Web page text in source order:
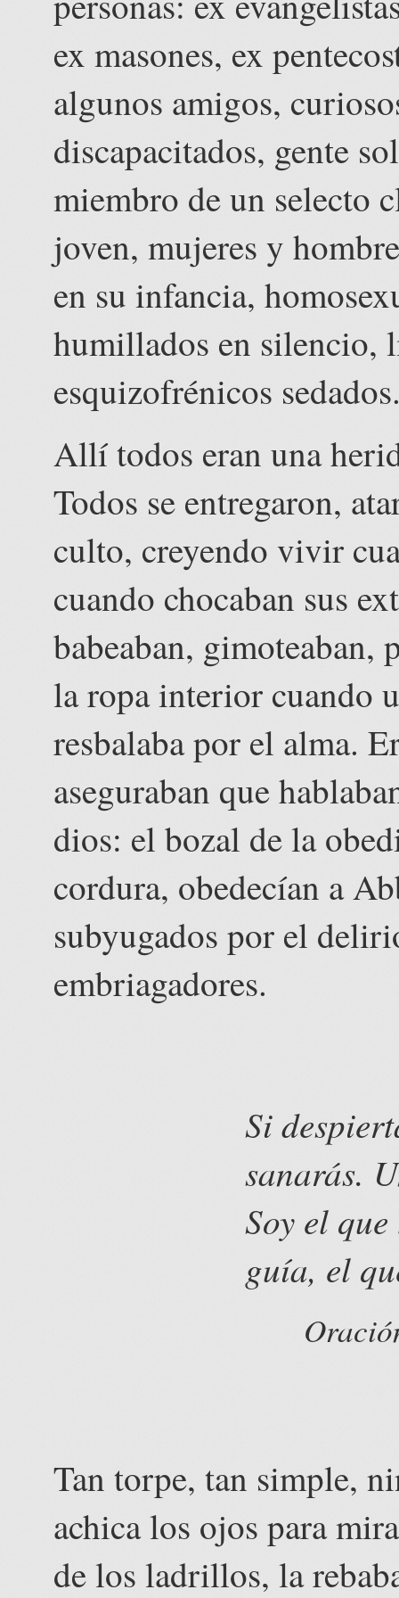
ex masones, ex
algunos amigos,
discapacitados, gente
miembro de un selecto
joven, mujeres y
en su infancia,
humillados en silencio,
esquizofrénicos
Allí todos eran una
Todos se entregaron,
culto, creyendo vivir
cuando chocaban sus
babeaban, gimoteaban,
la ropa interior cuando
resbalaba por el alma.
aseguraban que
dios: el bozal de la
cordura, obedecían a
subyugados por el
embriagadores.
Si
sanarás.
Soy el
guía, el
Tan torpe, tan simple,
achica los ojos para
de los ladrillos, la